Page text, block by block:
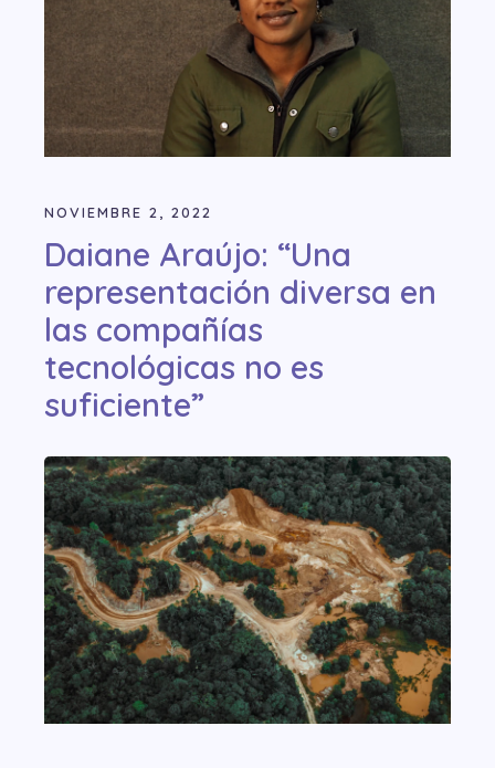
NOVIEMBRE 2, 2022
Daiane Araújo: “Una
representación diversa en
las compañías
tecnológicas no es
suficiente”